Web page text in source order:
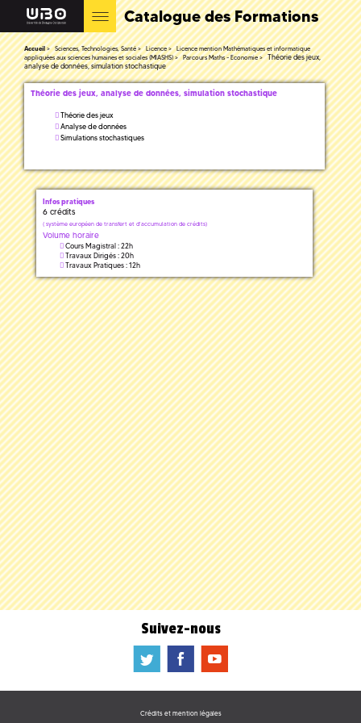
Catalogue des Formations
Accueil Sciences, Technologies, Santé Licence
Licence mention Mathématiques et informatique
appliquées aux sciences humaines et sociales (MIASHS)
Parcours Maths - Economie
Théorie des jeux,
analyse de données, simulation stochastique
Théorie des jeux, analyse de données, simulation stochastique
Théorie des jeux
Analyse de données
Simulations stochastiques
Infos pratiques
6 crédits
( système européen de transfert et d'accumulation de crédits)
Volume horaire
Cours Magistral : 22h
Travaux Dirigés : 20h
Travaux Pratiques : 12h
Suivez-nous
a b f
Crédits et mention légales